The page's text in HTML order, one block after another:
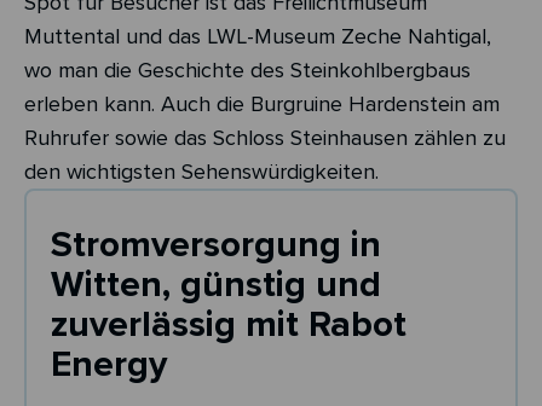
Muttental und das LWL-Museum Zeche Nahtigal,
wo man die Geschichte des Steinkohlbergbaus
erleben kann. Auch die Burgruine Hardenstein am
Ruhrufer sowie das Schloss Steinhausen zählen zu
den wichtigsten Sehenswürdigkeiten.
Stromversorgung in
Witten, günstig und
zuverlässig mit Rabot
Energy